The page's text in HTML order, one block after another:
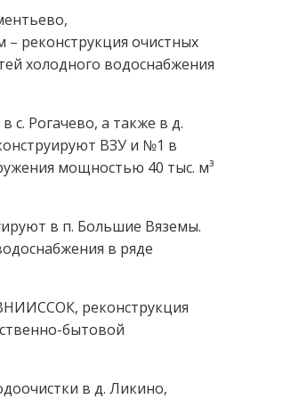
реконструкция очистных
холодного водоснабжения
Рогачево, а также в д.
ВЗУ и №1 в
мощностью 40 тыс. м³
в п. Большие Вяземы.
в ряде
реконструкция
бытовой
в д. Ликино,